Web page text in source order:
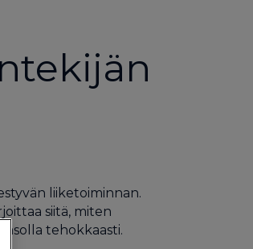
liiketoiminnan.
siitä, miten
tehokkaasti.